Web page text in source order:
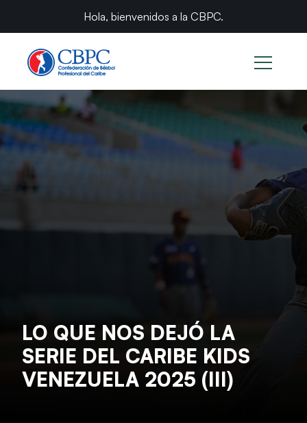
Hola, bienvenidos a la CBPC.
LO QUE NOS DEJÓ LA
SERIE DEL CARIBE KIDS
VENEZUELA 2025 (III)